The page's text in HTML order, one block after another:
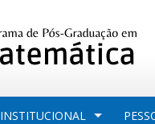
INSTITUCIONAL